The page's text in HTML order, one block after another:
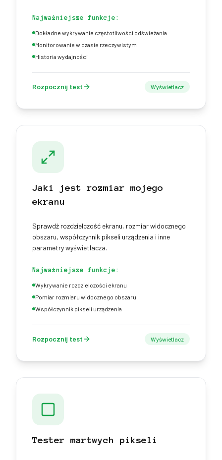
Najważniejsze funkcje:
Dokładne wykrywanie częstotliwości odświeżania
Monitorowanie w czasie rzeczywistym
Historia wydajności
Rozpocznij test Wyświetlacz
Jaki jest rozmiar mojego
ekranu
Sprawdź rozdzielczość ekranu, rozmiar widocznego
obszaru, współczynnik pikseli urządzenia i inne
parametry wyświetlacza.
Najważniejsze funkcje:
Wykrywanie rozdzielczości ekranu
Pomiar rozmiaru widocznego obszaru
Współczynnik pikseli urządzenia
Rozpocznij test Wyświetlacz
Tester martwych pikseli